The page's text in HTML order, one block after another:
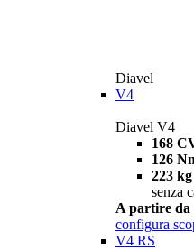
Diavel
V4
Diavel V4
168
126
223 kg
senza
A partire da
configura
V4 RS